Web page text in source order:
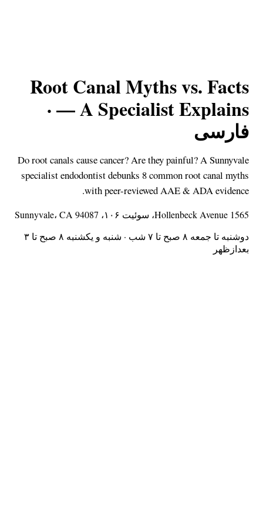
Root Canal Myths vs. Facts
— A Specialist Explains ·
فارسی
Do root canals cause cancer? Are they painful? A Sunnyvale
specialist endodontist debunks 8 common root canal myths
with peer-reviewed AAE & ADA evidence.
1565 Hollenbeck Avenue، سوئیت ۱۰۶، Sunnyvale، CA 94087
دوشنبه تا جمعه ۸ صبح تا ۷ شب · شنبه و یکشنبه ۸ صبح تا ۳
بعدازظهر